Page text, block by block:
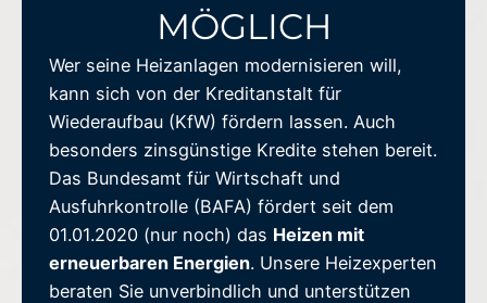
MÖGLICH
Wer seine Heizanlagen modernisieren will,
kann sich von der Kreditanstalt für
Wiederaufbau (KfW) fördern lassen. Auch
besonders zinsgünstige Kredite stehen bereit.
Das Bundesamt für Wirtschaft und
Ausfuhrkontrolle (BAFA) fördert seit dem
01.01.2020 (nur noch) das Heizen mit
erneuerbaren Energien. Unsere Heizexperten
beraten Sie unverbindlich und unterstützen